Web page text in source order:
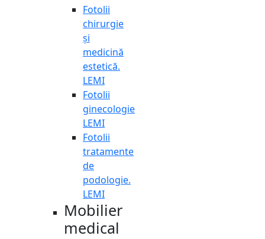
Fotolii
chirurgie
și
medicină
estetică.
LEMI
Fotolii
ginecologie
LEMI
Fotolii
tratamente
de
podologie.
LEMI
Mobilier
medical